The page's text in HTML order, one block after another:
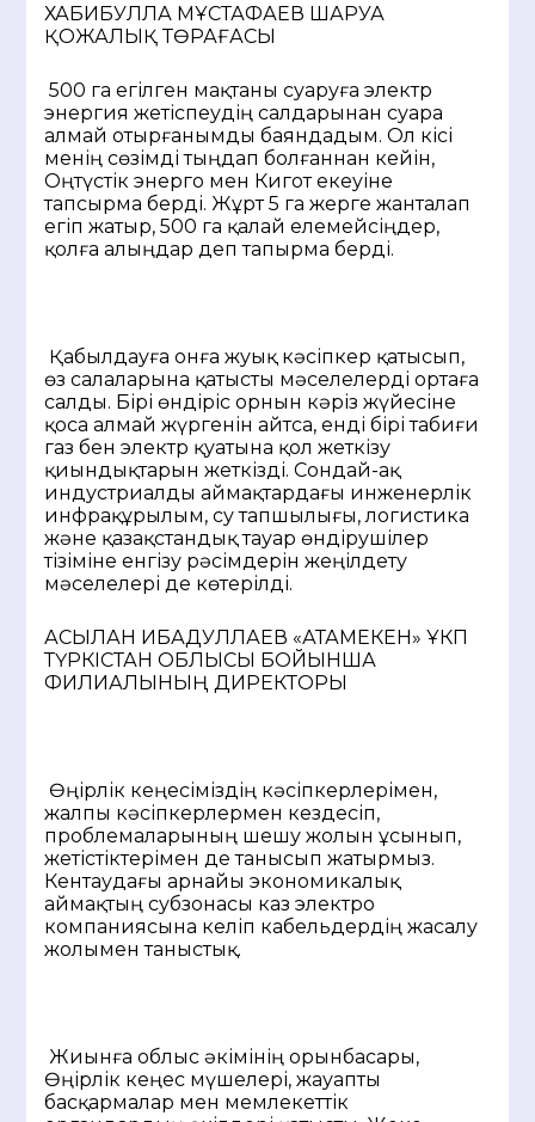
ХАБИБУЛЛА МҰСТАФАЕВ ШАРУА
ҚОЖАЛЫҚ ТӨРАҒАСЫ
500 га егілген мақтаны суаруға электр
энергия жетіспеудің салдарынан суара
алмай отырғанымды баяндадым. Ол кісі
менің сөзімді тыңдап болғаннан кейін,
Оңтүстік энерго мен Кигот екеуіне
тапсырма берді. Жұрт 5 га жерге жанталап
егіп жатыр, 500 га қалай елемейсіңдер,
қолға алыңдар деп тапырма берді.
Қабылдауға онға жуық кәсіпкер қатысып,
өз салаларына қатысты мәселелерді ортаға
салды. Бірі өндіріс орнын кәріз жүйесіне
қоса алмай жүргенін айтса, енді бірі табиғи
газ бен электр қуатына қол жеткізу
қиындықтарын жеткізді. Сондай-ақ
индустриалды аймақтардағы инженерлік
инфрақұрылым, су тапшылығы, логистика
және қазақстандық тауар өндірушілер
тізіміне енгізу рәсімдерін жеңілдету
мәселелері де көтерілді.
АСЫЛАН ИБАДУЛЛАЕВ «АТАМЕКЕН» ҰКП
ТҮРКІСТАН ОБЛЫСЫ БОЙЫНША
ФИЛИАЛЫНЫҢ ДИРЕКТОРЫ
Өңірлік кеңесіміздің кәсіпкерлерімен,
жалпы кәсіпкерлермен кездесіп,
проблемаларының шешу жолын ұсынып,
жетістіктерімен де танысып жатырмыз.
Кентаудағы арнайы экономикалық
аймақтың субзонасы каз электро
компаниясына келіп кабельдердің жасалу
жолымен таныстық.
Жиынға облыс әкімінің орынбасары,
Өңірлік кеңес мүшелері, жауапты
басқармалар мен мемлекеттік